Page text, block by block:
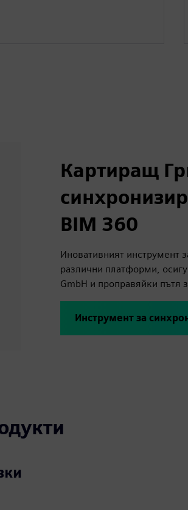
Картиращ
BIM 360
Иновативният инструмент
различни платформи,
GmbH и проправяйки пътя
Инструмент за